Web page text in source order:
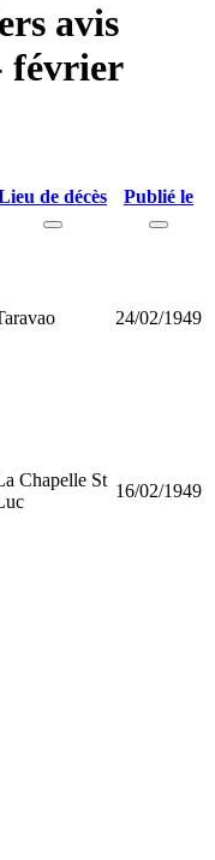
avis
février
de décès Publié le
24/02/1949
Chapelle St
16/02/1949